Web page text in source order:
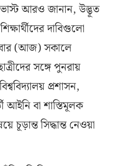
আরও জানান, উদ্ভূত
দাবিগুলো
(আজ) সকালে
সঙ্গে পুনরায়
প্রশাসন,
আইনি বা শাস্তিমূলক
চূড়ান্ত সিদ্ধান্ত নেওয়া